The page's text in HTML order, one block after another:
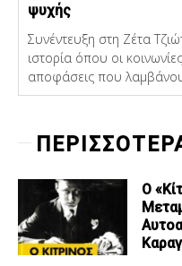
ψυχής
Συνέντευξη στη Ζέτα
ιστορία όπου οι
αποφάσεις που
Ο